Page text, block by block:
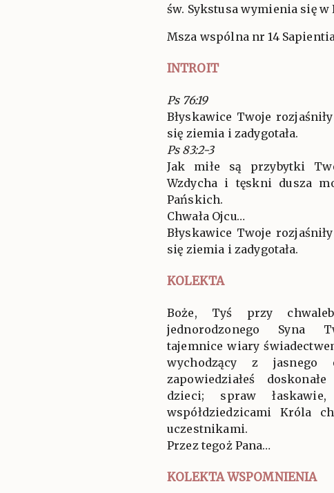
św. Sykstusa wymienia się w
Msza wspólna nr 14
INTROIT
Ps 76:19
Błyskawice Twoje
się ziemia i zadygotała.
Ps 83:2-3
Jak miłe są przybytki
Wzdycha i tęskni dusza
Pańskich.
Chwała Ojcu…
Błyskawice Twoje
się ziemia i zadygotała.
KOLEKTA
Boże, Tyś przy
jednorodzonego Syna
tajemnice wiary
wychodzący z jasnego
zapowiedziałeś
dzieci; spraw
współdziedzicami Króla
uczestnikami.
Przez tegoż Pana…
KOLEKTA WSPOMNIENIA